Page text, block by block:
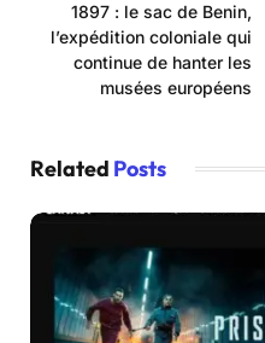
1897 : le sac de Benin,
l’expédition coloniale qui
continue de hanter les
musées européens
Related Posts